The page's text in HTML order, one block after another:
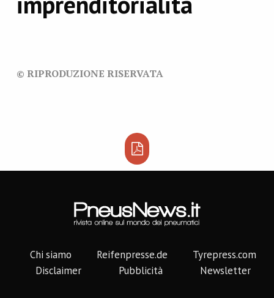
© RIPRODUZIONE RISERVATA
Chi siamo Reifenpresse.de
Tyrepress.com
Disclaimer
Pubblicità Newsletter